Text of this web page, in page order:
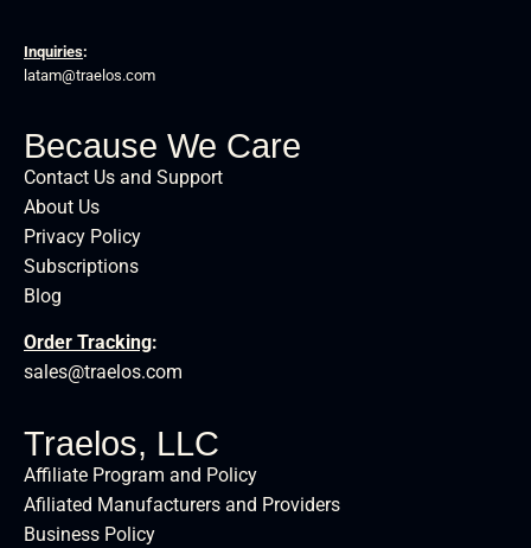
Inquiries:
latam@traelos.com
Because We Care
Contact Us and Support
About Us
Privacy Policy
Subscriptions
Blog
Order Tracking:
sales@traelos.com
Traelos, LLC
Affiliate Program and Policy
Afiliated Manufacturers and Providers
Business Policy